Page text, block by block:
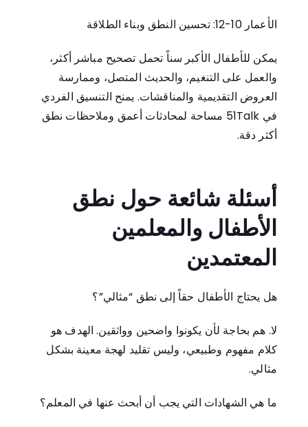
الأعمار 10-12: تحسين النطق وبناء الطلاقة
يمكن للأطفال الأكبر سناً تحمل تصحيح مباشر أكثر،
والعمل على التنغيم، والحديث المتصل، وممارسة
العروض التقديمية والمناقشات. يمنح التنسيق الفردي
في 51Talk مساحة لمحادثات أعمق وملاحظات نطق
أكثر دقة.
أسئلة شائعة حول نطق
الأطفال والمعلمين
المعتمدين
هل يحتاج الأطفال حقاً إلى نطق “مثالي”؟
لا. هم بحاجة لأن يكونوا واضحين وواثقين. الهدف هو
كلام مفهوم وطبيعي، وليس تقليد لهجة معينة بشكل
مثالي.
ما هي الشهادات التي يجب أن أبحث عنها في المعلم؟